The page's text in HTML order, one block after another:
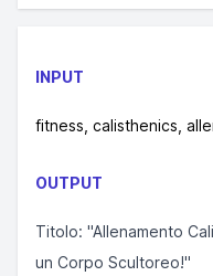
INPUT
fitness, calisthenics,
OUTPUT
Titolo: "Allenamento
un Corpo Scultoreo!"